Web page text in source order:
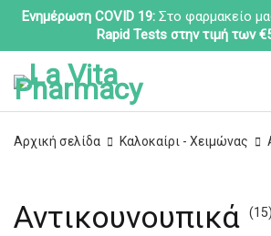
Ενημέρωση COVID 19: Στο φαρμακείο
Rapid Tests στην τιμή των
Αρχική σελίδα Καλοκαίρι - Χειμώνας
Αντικουνουπικά (15)